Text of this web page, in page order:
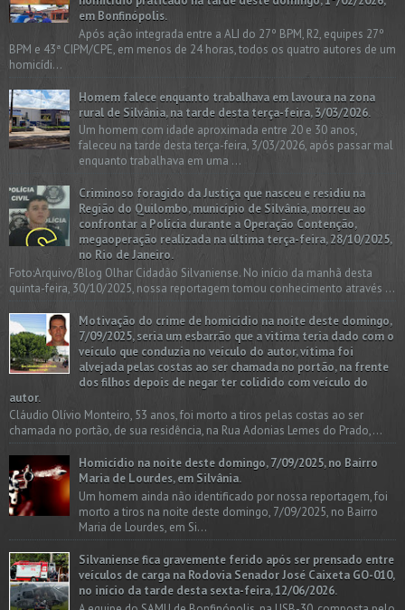
em Bonfinópolis.
Após ação integrada entre a ALI do 27º BPM, R2, equipes 27º
BPM e 43ª CIPM/CPE, em menos de 24 horas, todos os quatro autores de um
homicídi...
Homem falece enquanto trabalhava em lavoura na zona
rural de Silvânia, na tarde desta terça-feira, 3/03/2026.
Um homem com idade aproximada entre 20 e 30 anos,
faleceu na tarde desta terça-feira, 3/03/2026, após passar mal
enquanto trabalhava em uma ...
Criminoso foragido da Justiça que nasceu e residiu na
Região do Quilombo, município de Silvânia, morreu ao
confrontar a Polícia durante a Operação Contenção,
megaoperação realizada na última terça-feira, 28/10/2025,
no Rio de Janeiro.
Foto:Arquivo/Blog Olhar Cidadão Silvaniense. No início da manhã desta
quinta-feira, 30/10/2025, nossa reportagem tomou conhecimento através ...
Motivação do crime de homicídio na noite deste domingo,
7/09/2025, seria um esbarrão que a vitima teria dado com o
veículo que conduzia no veículo do autor, vítima foi
alvejada pelas costas ao ser chamada no portão, na frente
dos filhos depois de negar ter colidido com veículo do
autor.
Cláudio Olívio Monteiro, 53 anos, foi morto a tiros pelas costas ao ser
chamada no portão, de sua residência, na Rua Adonias Lemes do Prado,...
Homicídio na noite deste domingo, 7/09/2025, no Bairro
Maria de Lourdes, em Silvânia.
Um homem ainda não identificado por nossa reportagem, foi
morto a tiros na noite deste domingo, 7/09/2025, no Bairro
Maria de Lourdes, em Si...
Silvaniense fica gravemente ferido após ser prensado entre
veículos de carga na Rodovia Senador José Caixeta GO-010,
no início da tarde desta sexta-feira, 12/06/2026.